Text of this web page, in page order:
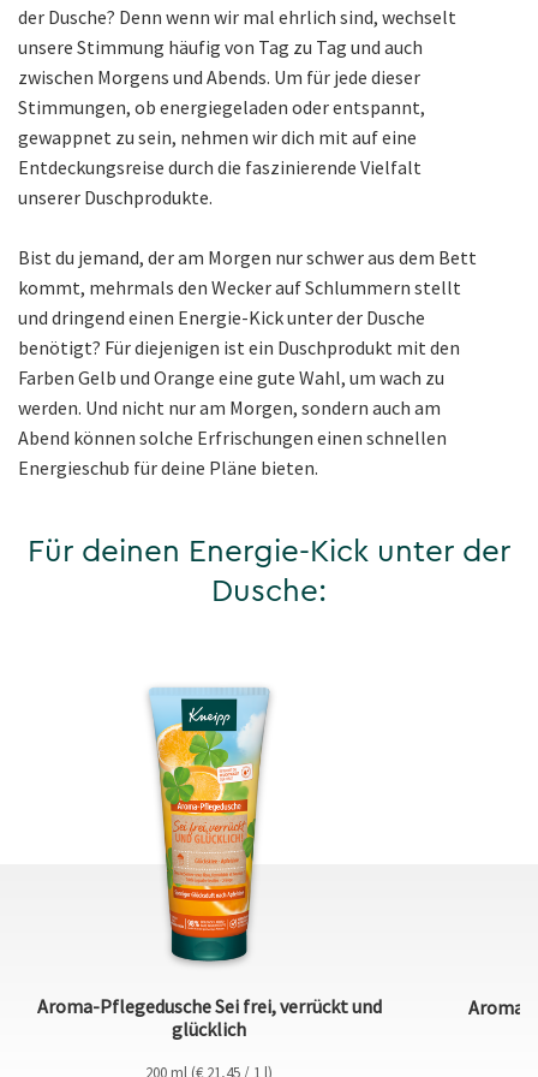
der Dusche? Denn wenn wir mal ehrlich sind, wechselt
unsere Stimmung häufig von Tag zu Tag und auch
zwischen Morgens und Abends. Um für jede dieser
Stimmungen, ob energiegeladen oder entspannt,
gewappnet zu sein, nehmen wir dich mit auf eine
Entdeckungsreise durch die faszinierende Vielfalt
unserer Duschprodukte.
Bist du jemand, der am Morgen nur schwer aus dem Bett
kommt, mehrmals den Wecker auf Schlummern stellt
und dringend einen Energie-Kick unter der Dusche
benötigt? Für diejenigen ist ein Duschprodukt mit den
Farben Gelb und Orange eine gute Wahl, um wach zu
werden. Und nicht nur am Morgen, sondern auch am
Abend können solche Erfrischungen einen schnellen
Energieschub für deine Pläne bieten.
Für deinen Energie-Kick unter der
Dusche:
Aroma-Pflegedusche Sei frei, verrückt und
glücklich
200 ml (€ 21,45 / 1 l)
Aroma-